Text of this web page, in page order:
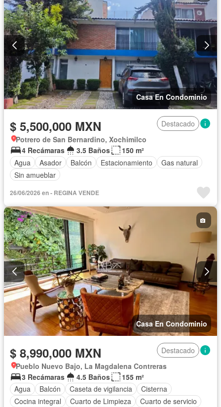
Casa En Condominio
$ 5,500,000 MXN
Destacado
Potrero de San Bernardino, Xochimilco
4 Recámaras
3.5 Baños
150 m²
Agua
Asador Balcón Estacionamiento
Gas natural
Sin amueblar
26/06/2026 en - REGINA VENDE
Casa En Condominio
$ 8,990,000 MXN
Destacado
Pueblo Nuevo Bajo, La Magdalena Contreras
3 Recámaras
4.5 Baños
155 m²
Agua
Balcón Caseta de vigilancia
Cisterna
Cocina integral
Cuarto de Limpieza
Cuarto de servicio